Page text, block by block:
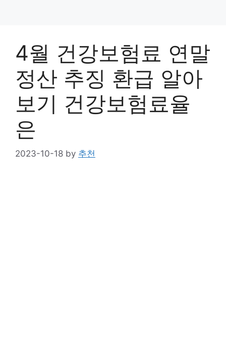
4월 건강보험료 연말
정산 추징 환급 알아
보기 건강보험료율
은
2023-10-18 by 추천